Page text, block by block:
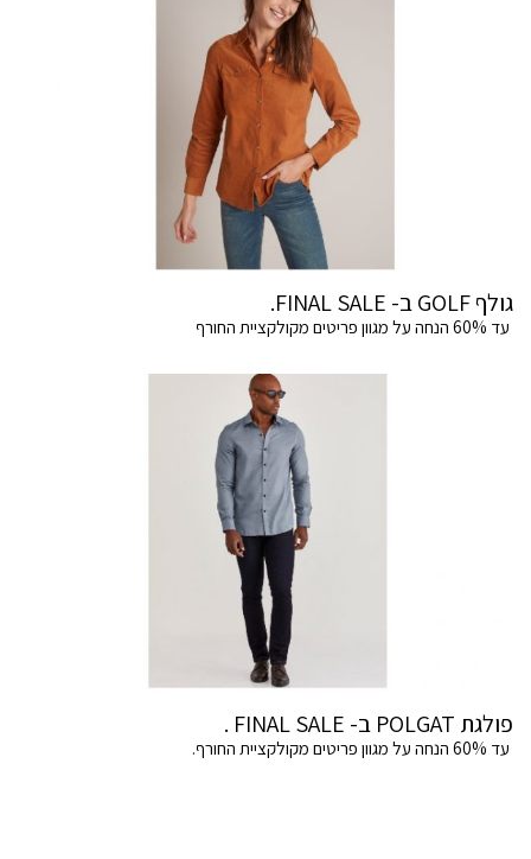
גולף GOLF ב- FINAL SALE.
עד 60% הנחה על מגוון פריטים מקולקציית החורף
פולגת POLGAT ב- FINAL SALE .
עד 60% הנחה על מגוון פריטים מקולקציית החורף.